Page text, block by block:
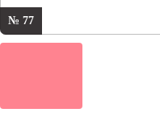
№ 77